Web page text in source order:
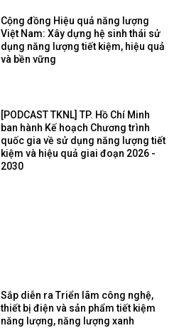
Cộng đồng Hiệu quả năng lượng
Việt Nam: Xây dựng hệ sinh thái sử
dụng năng lượng tiết kiệm, hiệu quả
và bền vững
[PODCAST TKNL] TP. Hồ Chí Minh
ban hành Kế hoạch Chương trình
quốc gia về sử dụng năng lượng tiết
kiệm và hiệu quả giai đoạn 2026 -
2030
Sắp diễn ra Triển lãm công nghệ,
thiết bị điện và sản phẩm tiết kiệm
năng lượng, năng lượng xanh